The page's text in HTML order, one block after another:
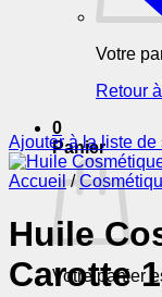
Votre
Retour
0
Panier
Votre panier
Ajouter à la liste de
Accueil /
Huile
Carotte